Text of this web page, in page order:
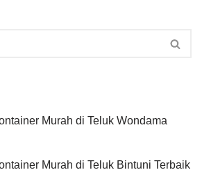
Murah di Teluk Wondama
Murah di Teluk Bintuni Terbaik